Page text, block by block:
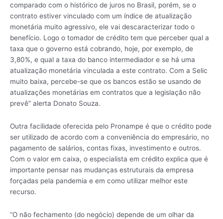
comparado com o histórico de juros no Brasil, porém, se o
contrato estiver vinculado com um índice de atualização
monetária muito agressivo, ele vai descaracterizar todo o
benefício. Logo o tomador de crédito tem que perceber qual a
taxa que o governo está cobrando, hoje, por exemplo, de
3,80%, e qual a taxa do banco intermediador e se há uma
atualização monetária vinculada a este contrato. Com a Selic
muito baixa, percebe-se que os bancos estão se usando de
atualizações monetárias em contratos que a legislação não
prevê” alerta Donato Souza.
Outra facilidade oferecida pelo Pronampe é que o crédito pode
ser utilizado de acordo com a conveniência do empresário, no
pagamento de salários, contas fixas, investimento e outros.
Com o valor em caixa, o especialista em crédito explica que é
importante pensar nas mudanças estruturais da empresa
forçadas pela pandemia e em como utilizar melhor este
recurso.
“O não fechamento (do negócio) depende de um olhar da